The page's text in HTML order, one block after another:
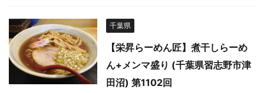
千葉県
【栄昇らーめん匠】煮干しらーめ
ん+メンマ盛り (千葉県習志野市津
田沼) 第1102回